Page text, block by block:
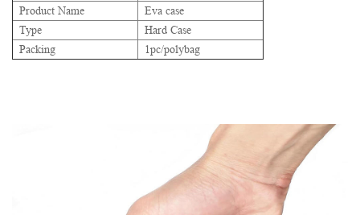
Product Name
Eva case
Type
Hard Case
Packing
1pc/polybag